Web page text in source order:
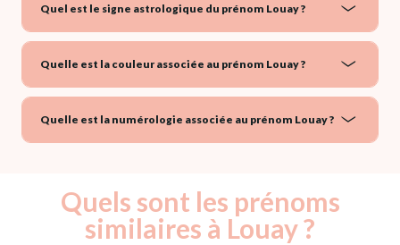
Quel est le signe astrologique du prénom Louay ?
Quelle est la couleur associée au prénom Louay ?
Quelle est la numérologie associée au prénom Louay ?
Quels sont les prénoms
similaires à Louay ?